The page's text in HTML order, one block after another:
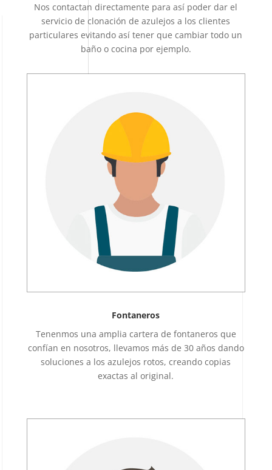
Nos contactan directamente para así poder dar el
servicio de clonación de azulejos a los clientes
particulares evitando así tener que cambiar todo un
baño o cocina por ejemplo.
Fontaneros
Tenenmos una amplia cartera de fontaneros que
confían en nosotros, llevamos más de 30 años dando
soluciones a los azulejos rotos, creando copias
exactas al original.